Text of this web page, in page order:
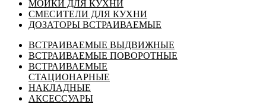
МОЙКИ ДЛЯ КУХНИ
СМЕСИТЕЛИ ДЛЯ КУХНИ
ДОЗАТОРЫ ВСТРАИВАЕМЫЕ
ВСТРАИВАЕМЫЕ ВЫДВИЖНЫЕ
ВСТРАИВАЕМЫЕ ПОВОРОТНЫЕ
ВСТРАИВАЕМЫЕ
СТАЦИОНАРНЫЕ
НАКЛАДНЫЕ
АКСЕССУАРЫ